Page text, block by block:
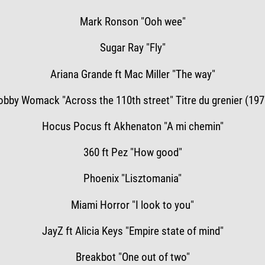
Mark Ronson "Ooh wee"
Sugar Ray "Fly"
Ariana Grande ft Mac Miller "The way"
Womack "Across the 110th street" Titre du grenier
Hocus Pocus ft Akhenaton "A mi chemin"
360 ft Pez "How good"
Phoenix "Lisztomania"
Miami Horror "I look to you"
JayZ ft Alicia Keys "Empire state of mind"
Breakbot "One out of two"